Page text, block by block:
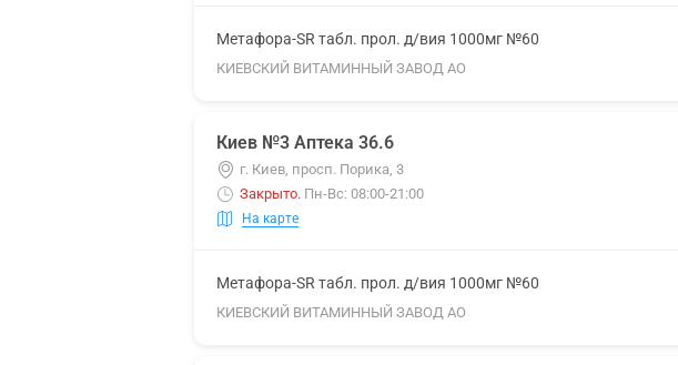
Метафора-SR табл. прол. д/вия 1000мг №60
КИЕВСКИЙ ВИТАМИННЫЙ ЗАВОД АО
Киев №3 Аптека 36.6
г. Киев, просп. Порика, 3
Закрыто. Пн-Вс: 08:00-21:00
На карте
Метафора-SR табл. прол. д/вия 1000мг №60
КИЕВСКИЙ ВИТАМИННЫЙ ЗАВОД АО